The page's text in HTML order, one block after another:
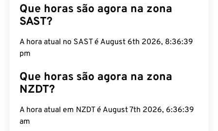
Que horas são agora na zona
SAST?
A hora atual no SAST é August 6th 2026, 8:36:39
pm
Que horas são agora na zona
NZDT?
A hora atual em NZDT é August 7th 2026, 6:36:39
am